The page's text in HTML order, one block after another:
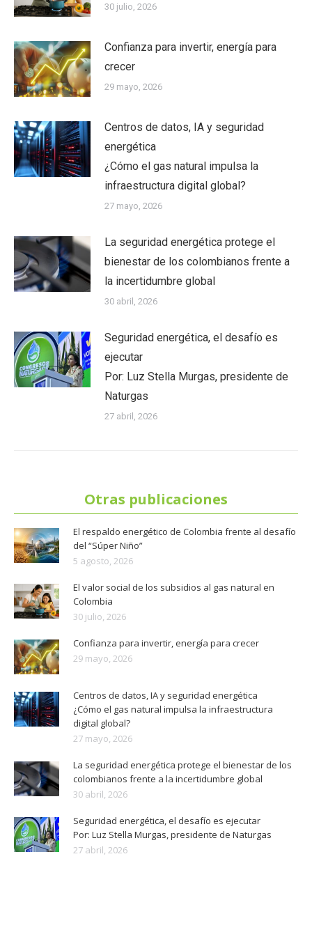
30 julio, 2026
Confianza para invertir, energía para
crecer
29 mayo, 2026
Centros de datos, IA y seguridad
energética
¿Cómo el gas natural impulsa la
infraestructura digital global?
27 mayo, 2026
La seguridad energética protege el
bienestar de los colombianos frente a
la incertidumbre global
30 abril, 2026
Seguridad energética, el desafío es
ejecutar
Por: Luz Stella Murgas, presidente de
Naturgas
27 abril, 2026
Otras publicaciones
El respaldo energético de Colombia frente al desafío
del “Súper Niño”
5 agosto, 2026
El valor social de los subsidios al gas natural en
Colombia
30 julio, 2026
Confianza para invertir, energía para crecer
29 mayo, 2026
Centros de datos, IA y seguridad energética
¿Cómo el gas natural impulsa la infraestructura
digital global?
27 mayo, 2026
La seguridad energética protege el bienestar de los
colombianos frente a la incertidumbre global
30 abril, 2026
Seguridad energética, el desafío es ejecutar
Por: Luz Stella Murgas, presidente de Naturgas
27 abril, 2026